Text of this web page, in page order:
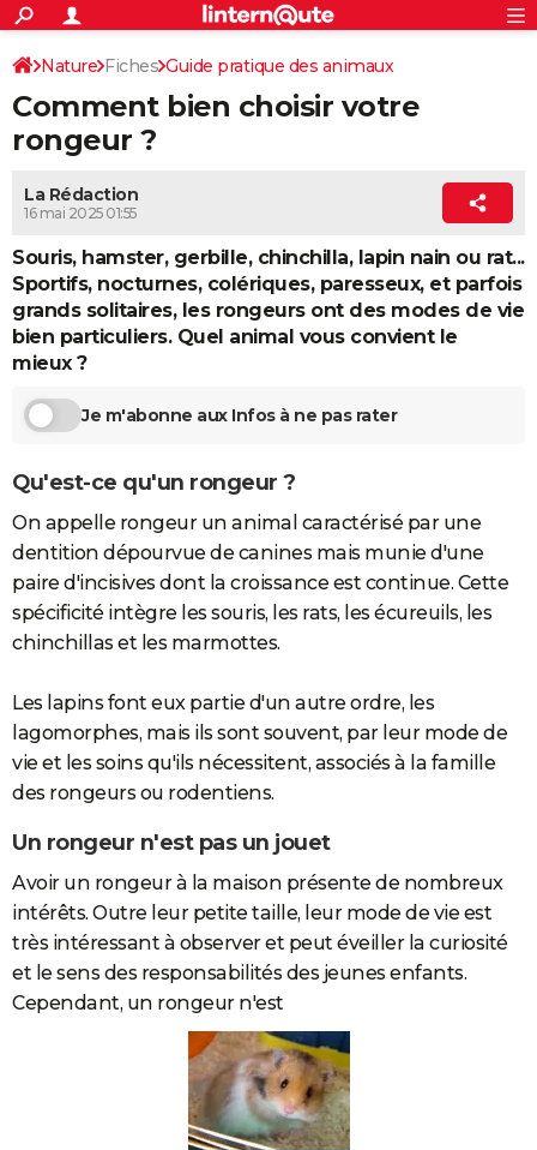
ACTUALITÉS
Politique
Société
Faits Divers
Education
Monde
Villes
+
SPORT
Coupe du monde 2026
Football
Tennis
Cyclisme
Rugby
Forum
Retraite
Impôts
Epargne
Immobilier
Risques naturels par ville
Banque
Assurance
Crédit
AUTO
Essais
Réserver un essai
Citadines
Berlines
SUV
Forum auto
+
HIGH-TECH
Mobiles
Meilleur smartphone
Internet
Ordinateurs
Jeux vidéo
Guide high-tech
+
BRICOLAGE
Forum
Aménagement intérieur
Extérieur
Cuisine
Salle de bains
Jardinage
Rangement
+ WEEK-END
Guides de France
Escapades
Patrimoine
Expositions
Musées
Week-end nature
+LIFESTYLE
Alimentation
Guide de la santé
Maladies
Médicaments
Sommeil
+VOYAGE
Destinations
City break
Voyage nature
Voyage de noces
Forum
Climat
+
GUIDES D'ACHAT
CARTE DE VOEUX
Carte de Noël
Carte Bonne année
Carte Saint-Valentin
Carte Pâques
Carte d'anniversaire
DICTIONNAIRE
Dictionnaire
Biographies
Citations
Expressions
Proverbes
COPAINS D'AVANT
S'inscrire
Se connecter
Lycées
Collèges
Primaires
Universités
Entreprises
Service militaire
Avis de recherche
AVIS DE DÉCÈS
FORUM
Bricolage
Lifestyle
Culture
Sport
Auto
Television
Voyage
Cinema
S'inscrire
Connexion
Nature Fiches Guide pratique des animaux
Choix d'un animal
Comment bien choisir votre
rongeur ?
La Rédaction
16 mai 2025 01:55
Souris, hamster, gerbille, chinchilla, lapin nain ou rat...
Sportifs, nocturnes, colériques, paresseux, et parfois
grands solitaires, les rongeurs ont des modes de vie
bien particuliers. Quel animal vous convient le
mieux ?
Je m'abonne aux Infos à ne pas rater
Qu'est-ce qu'un rongeur ?
On appelle rongeur un animal caractérisé par une
dentition dépourvue de canines mais munie d'une
paire d'incisives dont la croissance est continue. Cette
spécificité intègre les souris, les rats, les écureuils, les
chinchillas et les marmottes.
Les lapins font eux partie d'un autre ordre, les
lagomorphes, mais ils sont souvent, par leur mode de
vie et les soins qu'ils nécessitent, associés à la famille
des rongeurs ou rodentiens.
Un rongeur n'est pas un jouet
Avoir un rongeur à la maison présente de nombreux
intérêts. Outre leur petite taille, leur mode de vie est
très intéressant à observer et peut éveiller la curiosité
et le sens des responsabilités des jeunes enfants.
Cependant, un rongeur n'est